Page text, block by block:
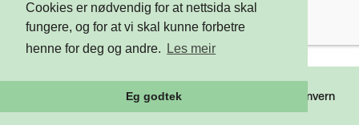
Cookies er nødvendig for at nettsida skal
fungere, og for at vi skal kunne forbetre
henne for deg og andre.
Les meir
Eg godtek
2026 Tixly AS - Powered by Personvern